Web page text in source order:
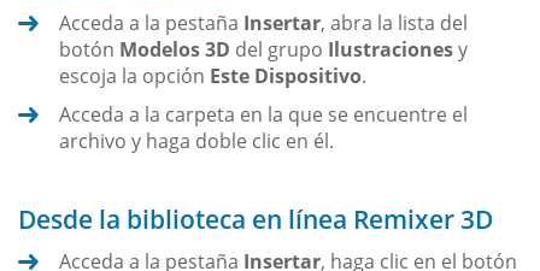
Acceda a la pestaña Insertar, abra la lista del
botón Modelos 3D del grupo Ilustracionesy
escoja la opción Este Dispositivo.
Acceda a la carpeta en la que se encuentre el
archivo y haga doble clic en él.
Desde la biblioteca en línea Remixer 3D
Acceda a la pestaña Insertar, haga clic en el botón